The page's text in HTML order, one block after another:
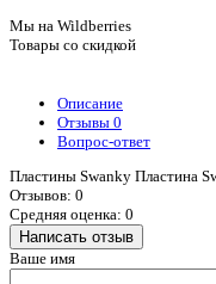
Мы на Wildberries
Товары со скидкой
Описание
Отзывы 0
Вопрос-ответ
Пластины Swanky Пластина
Отзывов: 0
Средняя оценка: 0
Написать отзыв
Ваше имя